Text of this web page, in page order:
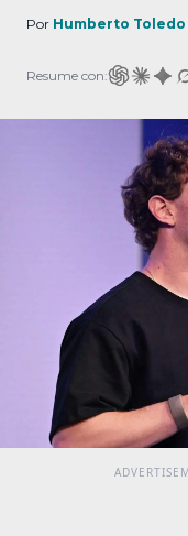
Por Humberto Toledo
Resume con: